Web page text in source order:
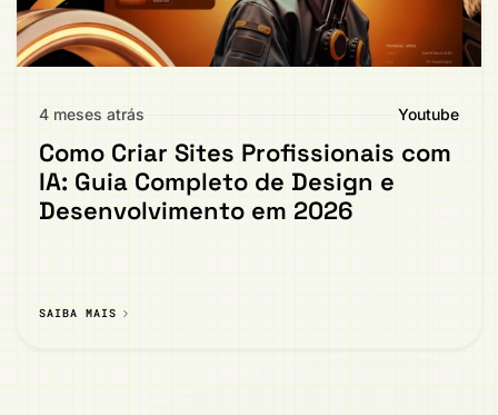
4 meses atrás Youtube
Como Criar Sites Profissionais com
IA: Guia Completo de Design e
Desenvolvimento em 2026
SAIBA MAIS